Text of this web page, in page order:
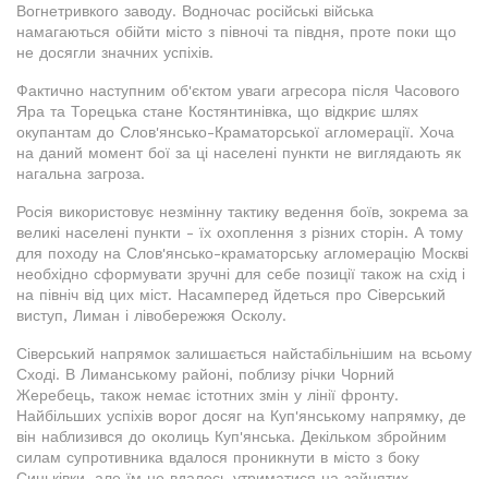
Вогнетривкого заводу. Водночас російські війська
намагаються обійти місто з півночі та півдня, проте поки що
не досягли значних успіхів.
Фактично наступним об'єктом уваги агресора після Часового
Яра та Торецька стане Костянтинівка, що відкриє шлях
окупантам до Слов'янсько-Краматорської агломерації. Хоча
на даний момент бої за ці населені пункти не виглядають як
нагальна загроза.
Росія використовує незмінну тактику ведення боїв, зокрема за
великі населені пункти - їх охоплення з різних сторін. А тому
для походу на Слов'янсько-краматорську агломерацію Москві
необхідно сформувати зручні для себе позиції також на схід і
на північ від цих міст. Насамперед йдеться про Сіверський
виступ, Лиман і лівобережжя Осколу.
Сіверський напрямок залишається найстабільнішим на всьому
Сході. В Лиманському районі, поблизу річки Чорний
Жеребець, також немає істотних змін у лінії фронту.
Найбільших успіхів ворог досяг на Куп'янському напрямку, де
він наблизився до околиць Куп'янська. Декільком збройним
силам супротивника вдалося проникнути в місто з боку